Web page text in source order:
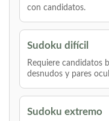
con candidatos.
Sudoku difícil
Requiere candidatos
desnudos y pares
Sudoku extremo